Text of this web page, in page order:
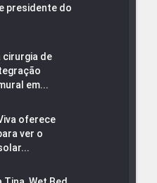
presidente do
cirurgia de
em...
oferece
ver o